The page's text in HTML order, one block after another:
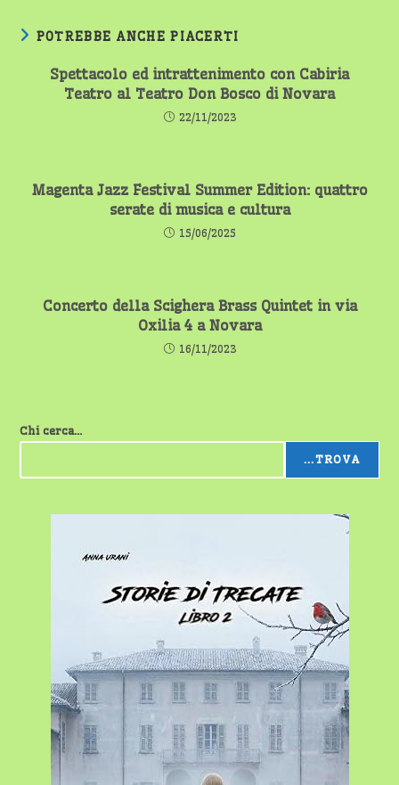
POTREBBE ANCHE PIACERTI
Spettacolo ed intrattenimento con Cabiria
Teatro al Teatro Don Bosco di Novara
22/11/2023
Magenta Jazz Festival Summer Edition: quattro
serate di musica e cultura
15/06/2025
Concerto della Scighera Brass Quintet in via
Oxilia 4 a Novara
16/11/2023
Chi cerca...
...TROVA